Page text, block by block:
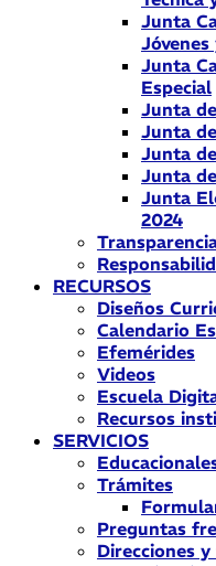
Junta
Junta
Especial
Junta
Junta
Junta
Junta
Junta
2024
RECURSOS
Diseños
Calendario
Efemérides
Videos
Escuela
Recursos
SERVICIOS
Trámites
Preguntas
Direcciones